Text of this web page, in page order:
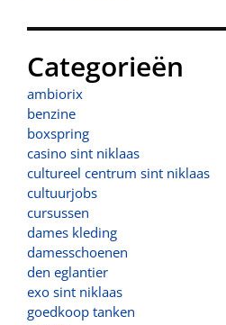
Categorieën
ambiorix
benzine
boxspring
casino sint niklaas
cultureel centrum sint niklaas
cultuurjobs
cursussen
dames kleding
damesschoenen
den eglantier
exo sint niklaas
goedkoop tanken